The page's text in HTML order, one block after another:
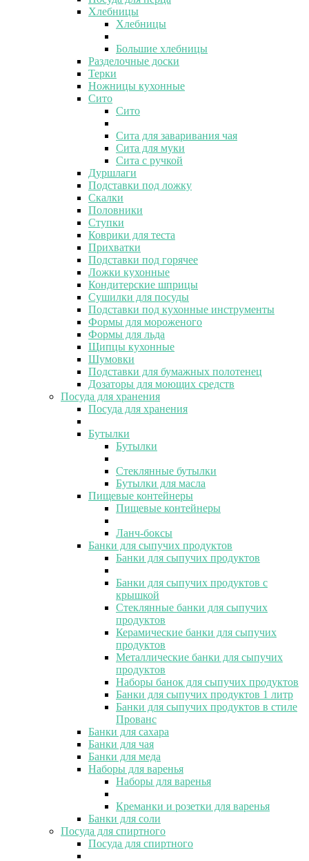
Хлебницы
Хлебницы
Большие хлебницы
Разделочные доски
Терки
Ножницы кухонные
Сито
Сито
Сита для заваривания чая
Сита для муки
Сита с ручкой
Дуршлаги
Подставки под ложку
Скалки
Половники
Ступки
Коврики для теста
Прихватки
Подставки под горячее
Ложки кухонные
Кондитерские шприцы
Сушилки для посуды
Подставки под кухонные инструменты
Формы для мороженого
Формы для льда
Щипцы кухонные
Шумовки
Подставки для бумажных полотенец
Дозаторы для моющих средств
Посуда для хранения
Посуда для хранения
Бутылки
Бутылки
Стеклянные бутылки
Бутылки для масла
Пищевые контейнеры
Пищевые контейнеры
Ланч-боксы
Банки для сыпучих продуктов
Банки для сыпучих продуктов
Банки для сыпучих продуктов с
крышкой
Стеклянные банки для сыпучих
продуктов
Керамические банки для сыпучих
продуктов
Металлические банки для сыпучих
продуктов
Наборы банок для сыпучих продуктов
Банки для сыпучих продуктов 1 литр
Банки для сыпучих продуктов в стиле
Прованс
Банки для сахара
Банки для чая
Банки для меда
Наборы для варенья
Наборы для варенья
Креманки и розетки для варенья
Банки для соли
Посуда для спиртного
Посуда для спиртного